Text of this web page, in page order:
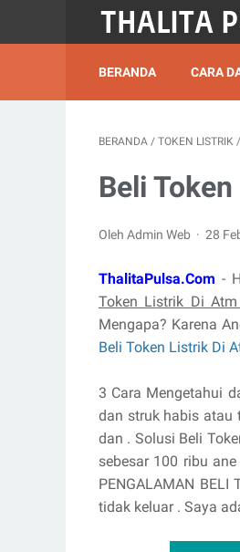
BERANDA CARA
BERANDA / TOKEN LISTRIK /
Beli
Oleh Admin Web 28
ThalitaPulsa.Com -
Token Listrik Di
Mengapa? Karena
Beli Token Listrik Di
3 Cara Mengetahui
dan struk habis atau
dan . Solusi Beli
sebesar 100 ribu
PENGALAMAN
tidak keluar . Saya